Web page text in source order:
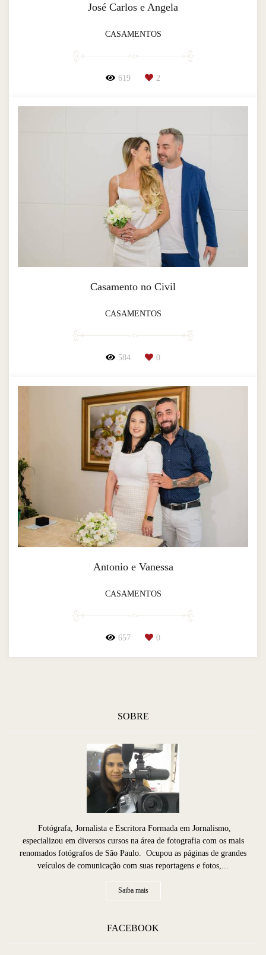
José Carlos e Angela
CASAMENTOS
619 2
Casamento no Civil
CASAMENTOS
584 0
Antonio e Vanessa
CASAMENTOS
657 0
SOBRE
Fotógrafa, Jornalista e Escritora Formada em Jornalismo,
especializou em diversos cursos na área de fotografia com os mais
renomados fotógrafos de São Paulo. Ocupou as páginas de grandes
veículos de comunicação com suas reportagens e fotos,...
Saiba mais
FACEBOOK